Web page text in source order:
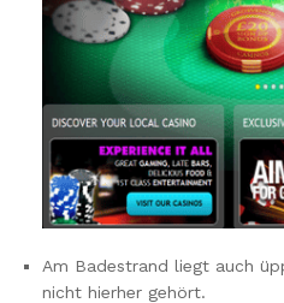
Am Badestrand liegt auch
nicht hierher gehört.